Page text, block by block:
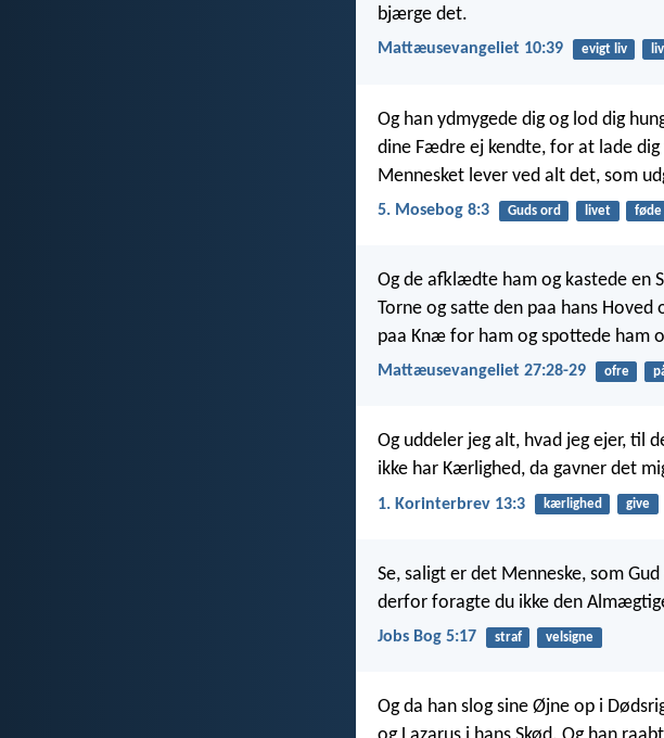
bjærge det.
Mattæusevangeliet 10:39 evigt liv
Og han ydmygede dig og lod dig
dine Fædre ej kendte, for at lade
Mennesket lever ved alt det, som
5. Mosebog 8:3 Guds ord livet føde
Og de afklædte ham og kastede en
Torne og satte den paa hans
paa Knæ for ham og spottede ham
Mattæusevangeliet 27:28-29 ofre
Og uddeler jeg alt, hvad jeg ejer, til
ikke har Kærlighed, da gavner det
1. Korinterbrev 13:3 kærlighed give
Se, saligt er det Menneske, som
derfor foragte du ikke den
Jobs Bog 5:17 straf velsigne
Og da han slog sine Øjne op i